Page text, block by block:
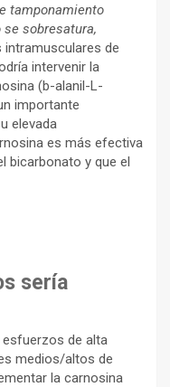
tamponamiento
sobresatura,
intramusculares de
intervenir la
(b-alanil-L-
importante
elevada
es más efectiva
bicarbonato y que el
sería
esfuerzos de alta
medios/altos de
la carnosina